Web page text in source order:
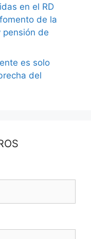
en el RD
de la
de
es solo
del